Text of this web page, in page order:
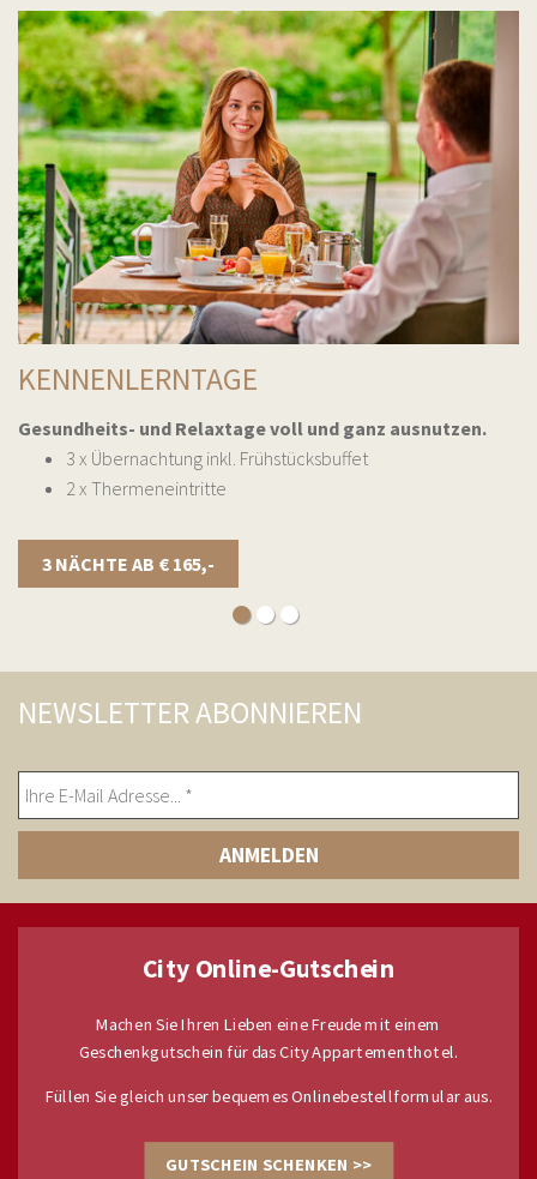
KENNENLERNTAGE
Gesundheits- und Relaxtage voll und ganz ausnutzen.
3 x Übernachtung inkl. Frühstücksbuffet
2 x Thermeneintritte
3 NÄCHTE AB € 165,-
NEWSLETTER ABONNIEREN
City Online-Gutschein
Machen Sie Ihren Lieben eine Freude mit einem
Geschenkgutschein für das City Appartementhotel.
Füllen Sie gleich unser bequemes Onlinebestellformular aus.
GUTSCHEIN SCHENKEN >>